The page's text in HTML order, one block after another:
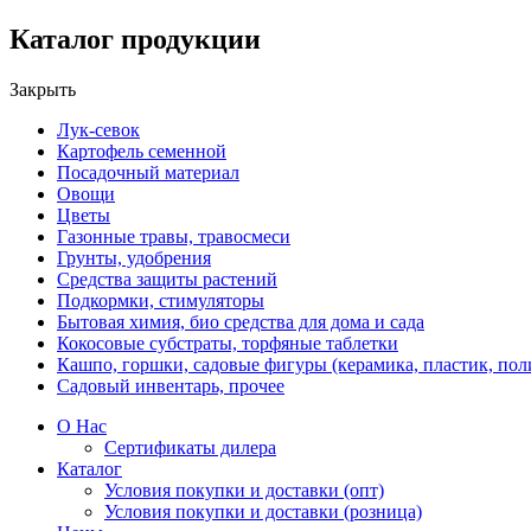
Каталог продукции
Закрыть
Лук-севок
Картофель семенной
Посадочный материал
Овощи
Цветы
Газонные травы, травосмеси
Грунты, удобрения
Средства защиты растений
Подкормки, стимуляторы
Бытовая химия, био средства для дома и сада
Кокосовые субстраты, торфяные таблетки
Кашпо, горшки, садовые фигуры (керамика, пластик,
Садовый инвентарь, прочее
О Нас
Сертификаты дилера
Каталог
Условия покупки и доставки (опт)
Условия покупки и доставки (розница)